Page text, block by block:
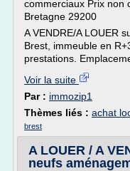
commerciaux Prix non
Bretagne 29200
A VENDRE/A LOUER
Brest, immeuble en
prestations.
Voir la suite
Par : immozip1
Thèmes liés : achat
brest
A LOUER / A
neufs